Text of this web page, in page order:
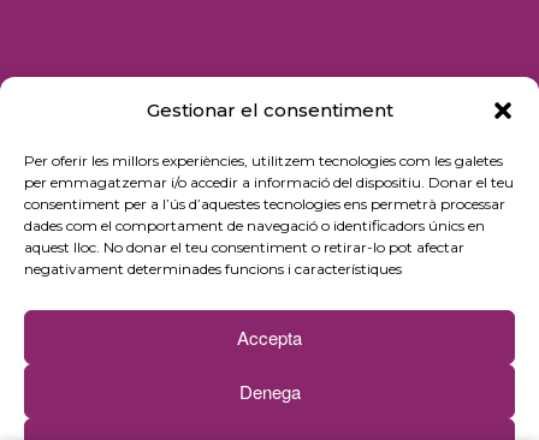
Gestionar el consentiment
Per oferir les millors experiències, utilitzem tecnologies com les galetes
per emmagatzemar i/o accedir a informació del dispositiu. Donar el teu
consentiment per a l’ús d’aquestes tecnologies ens permetrà processar
dades com el comportament de navegació o identificadors únics en
aquest lloc. No donar el teu consentiment o retirar-lo pot afectar
negativament determinades funcions i característiques
Accepta
Denega
© 2026 Fundació iSocial
Política de privacitat
Condicions d’ús
Política de cookies
Contacte